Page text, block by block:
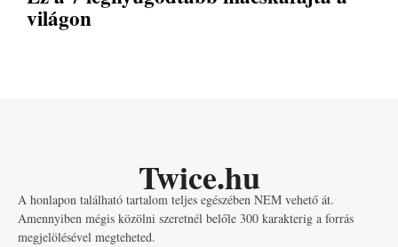
világon
Twice.hu
A honlapon található tartalom teljes egészében NEM vehető át.
Amennyiben mégis közölni szeretnél belőle 300 karakterig a forrás
megjelölésével megteheted.